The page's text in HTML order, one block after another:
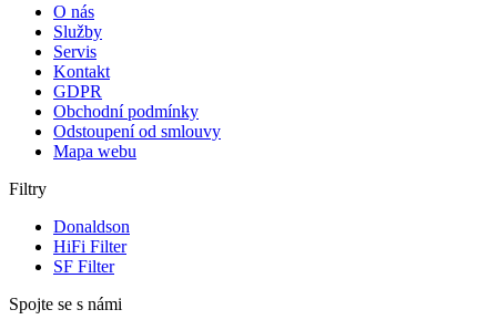
O nás
Služby
Servis
Kontakt
GDPR
Obchodní podmínky
Odstoupení od smlouvy
Mapa webu
Filtry
Donaldson
HiFi Filter
SF Filter
Spojte se s námi